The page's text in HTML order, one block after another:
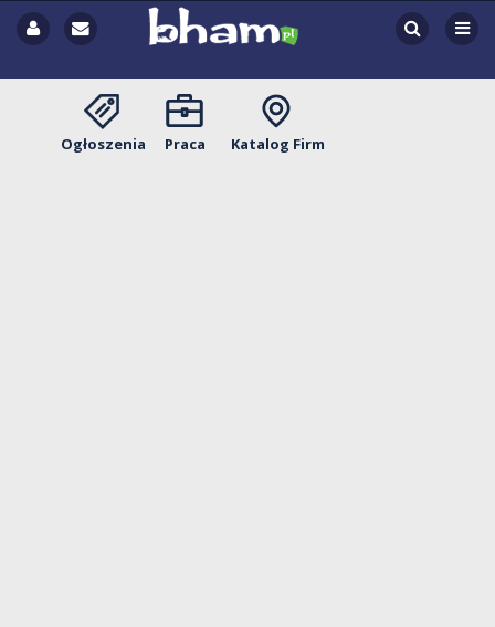
Ogłoszenia Praca Katalog Firm